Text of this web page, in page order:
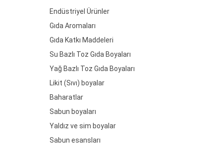
Endüstriyel Ürünler
Gıda Aromaları
Gıda Katkı Maddeleri
Su Bazlı Toz Gıda Boyaları
Yağ Bazlı Toz Gıda Boyaları
Likit (Sıvı) boyalar
Baharatlar
Sabun boyaları
Yaldız ve sim boyalar
Sabun esansları